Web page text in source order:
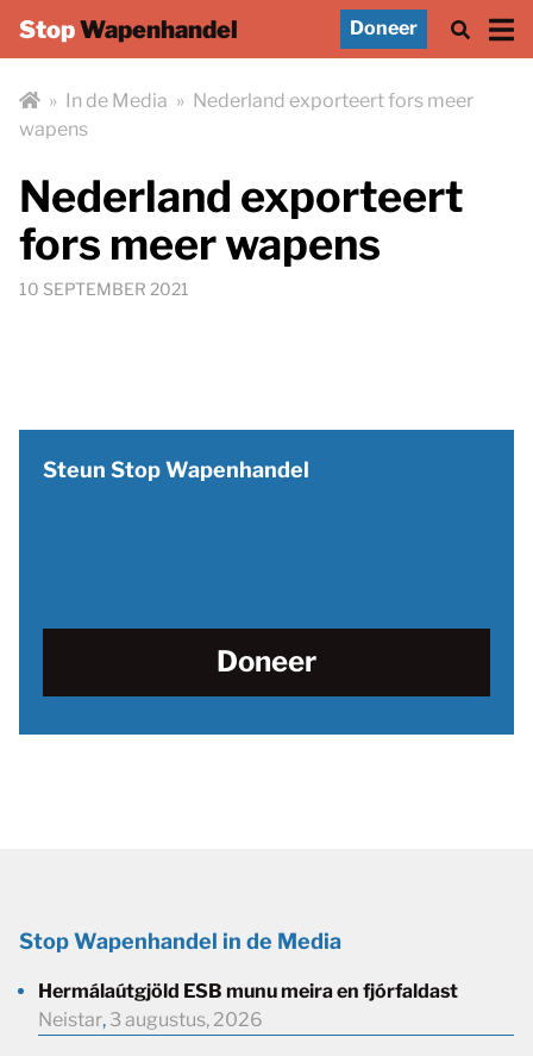
StopWapenhandel Doneer
» In de Media » Nederland exporteert fors meer
wapens
Nederland exporteert
fors meer wapens
10 SEPTEMBER 2021
Steun Stop Wapenhandel
Doneer
Stop Wapenhandel in de Media
Hermálaútgjöld ESB munu meira en fjórfaldast
Neistar, 3 augustus, 2026